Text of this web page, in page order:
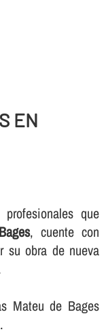
EN
que
, cuente con
su obra de nueva
Mateu de Bages